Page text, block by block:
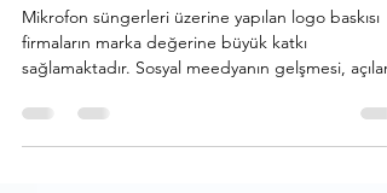
Mikrofon Süngeri Logo Baskısı
Nerede Yapılır?
Mikrofon süngerleri üzerine yapılan logo baskısı